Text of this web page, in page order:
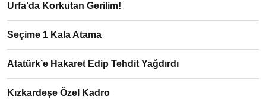
Urfa’da Korkutan Gerilim!
Seçime 1 Kala Atama
Atatürk’e Hakaret Edip Tehdit Yağdırdı
Kızkardeşe Özel Kadro